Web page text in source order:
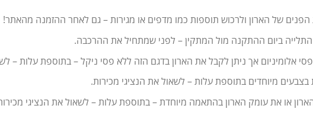
של הארון ולרכוש תוספות כמו מדפים או מגירות – גם לאחר ההזמנה מהאתר!
התלייה ביום ההתקנה מול המתקין – לפני שמתחיל את ההרכבה.
אלומיניום אך ניתן לקבל את הארון בדגם הזה ללא פסי ניקל – בתוספת עלות –
מיוחדים בתוספת עלות – לשאול את הנציגי מכירות.
או את עומק הארון בהתאמה מיוחדת – בתוספת עלות – לשאול את הנציגי